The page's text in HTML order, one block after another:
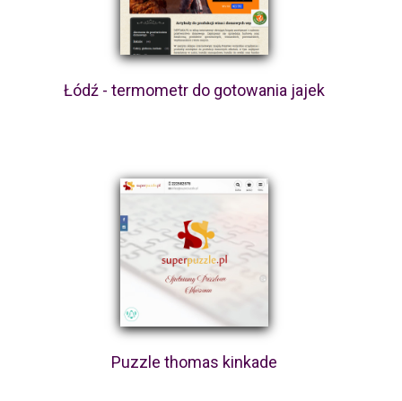
Łódź - termometr do gotowania jajek
Puzzle thomas kinkade